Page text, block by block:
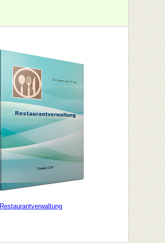
Restaurantverwaltung